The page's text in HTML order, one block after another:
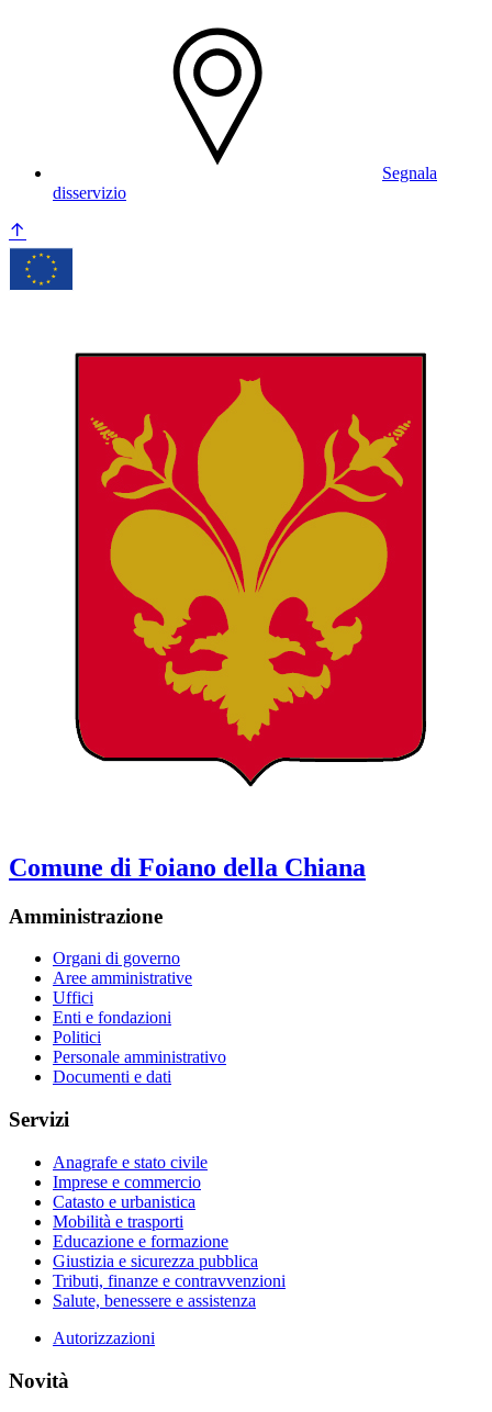
Segnala
disservizio
Comune di Foiano della Chiana
Amministrazione
Organi di governo
Aree amministrative
Uffici
Enti e fondazioni
Politici
Personale amministrativo
Documenti e dati
Servizi
Anagrafe e stato civile
Imprese e commercio
Catasto e urbanistica
Mobilità e trasporti
Educazione e formazione
Giustizia e sicurezza pubblica
Tributi, finanze e contravvenzioni
Salute, benessere e assistenza
Autorizzazioni
Novità